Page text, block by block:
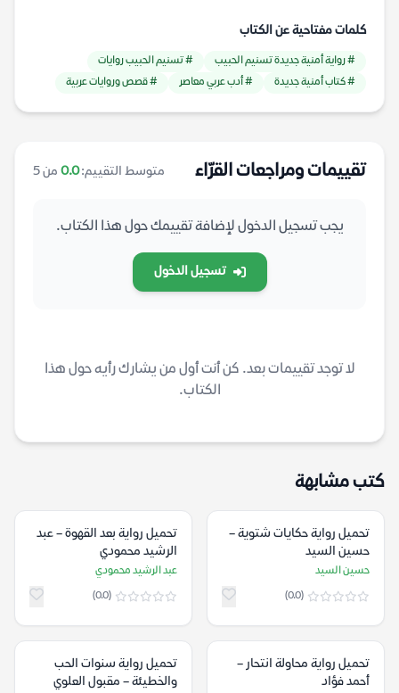
كلمات مفتاحية عن الكتاب
# رواية أمنية جديدة تسنيم الحبيب
# تسنيم الحبيب روايات
# كتاب أمنية جديدة
# أدب عربي معاصر # قصص وروايات عربية
تقييمات ومراجعات القرّاء متوسط التقييم:0.0 من 5
يجب تسجيل الدخول لإضافة تقييمك حول هذا الكتاب.
تسجيل الدخول
لا توجد تقييمات بعد. كن أنت أول من يشارك رأيه حول هذا
الكتاب.
كتب مشابهة
تحميل رواية حكايات شتوية –
حسين السيد
حسين السيد
(0.0)
تحميل رواية بعد القهوة – عبد
الرشيد محمودي
عبد الرشيد محمودي
(0.0)
تحميل رواية محاولة انتحار –
أحمد فؤاد
تحميل رواية سنوات الحب
والخطيئة – مقبول العلوي